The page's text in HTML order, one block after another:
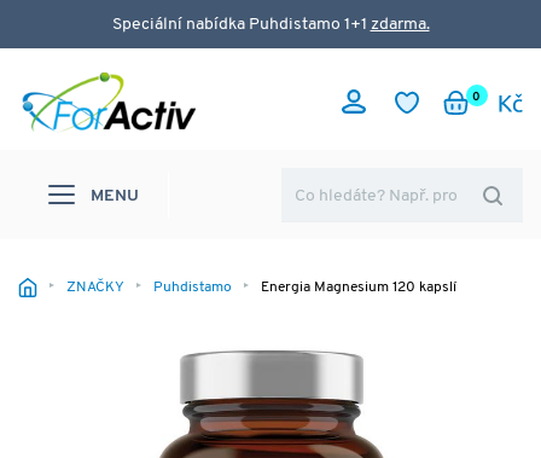
Speciální nabídka Puhdistamo 1+1 zdarma.
0
MENU
ZNAČKY Puhdistamo Energia Magnesium 120 kapslí